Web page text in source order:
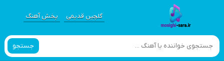
گلچین قدیمی پخش آهنگ
جستجو